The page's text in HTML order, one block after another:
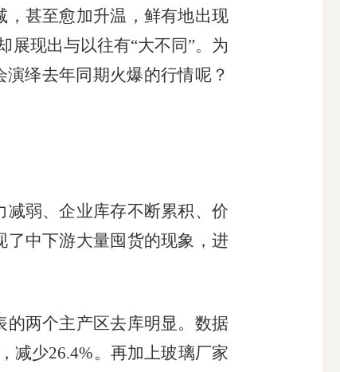
甚至愈加升温，鲜有地出现
展现出与以往有“大不同”。为
绎去年同期火爆的行情呢？
弱、企业库存不断累积、价
中下游大量囤货的现象，进
两个主产区去库明显。数据
减少26.4%。再加上玻璃厂家